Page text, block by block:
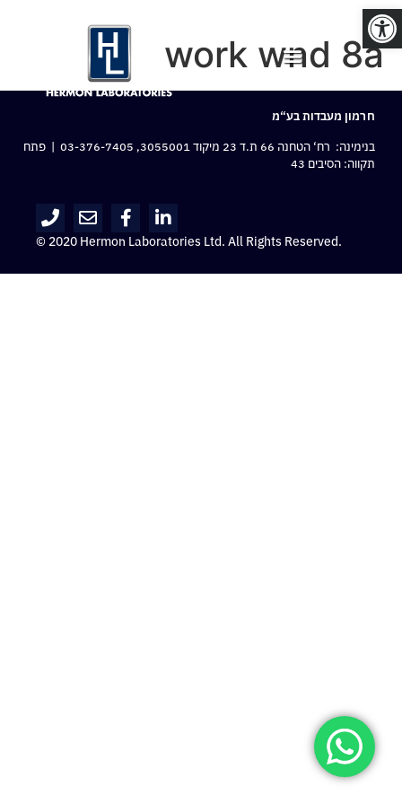
פתח סרגל נגישות
work wnd 8a
חרמון מעבדות בע“מ
בנימינה: רח‘ הטחנה 66 ת.ד 23 מיקוד 3055001,
03-376-7405 | פתח
תקווה: הסיבים 43
© 2020 Hermon Laboratories Ltd. All Rights Reserved.